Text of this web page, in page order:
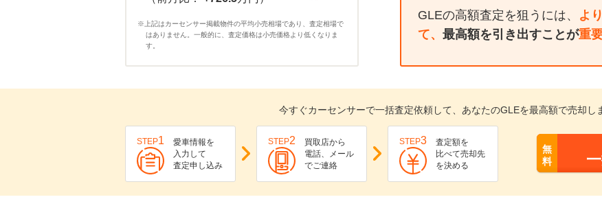
※上記はカーセンサー掲載物件の平均小売相場であり、査定相場で
はありません。一般的に、査定価格は小売価格より低くなりま
す。
GLEの高額査定を狙うには、 よ
て、 最高額を引き出すことが重
今すぐカーセンサーで一括査定依頼して、あなたのGLEを最高額で売却し
STEP1
愛車情報を
入力して
査定申し込み
STEP2
買取店から
電話、メール
でご連絡
STEP3
査定額を
比べて売却先
を決める
無
料